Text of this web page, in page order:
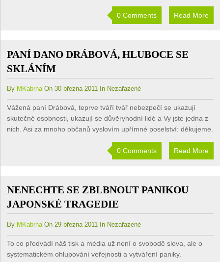
0 Comments Read More
PANÍ DANO DRÁBOVÁ, HLUBOCE SE
SKLÁNÍM
By MKabrna On 30 března 2011 In Nezařazené
Vážená paní Drábová, teprve tváří tvář nebezpečí se ukazují
skutečné osobnosti, ukazují se důvěryhodní lidé a Vy jste jedna z
nich. Asi za mnoho občanů vyslovím upřímné poselství: děkujeme.
0 Comments Read More
NENECHTE SE ZBLBNOUT PANIKOU
JAPONSKÉ TRAGEDIE
By MKabrna On 29 března 2011 In Nezařazené
To co předvádí náš tisk a média už není o svobodě slova, ale o
systematickém ohlupování veřejnosti a vytváření paniky.